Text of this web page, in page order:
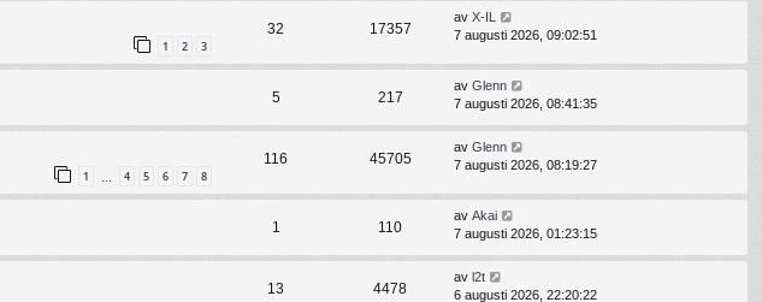
1 2 3
32 17357
av X-IL
7 augusti 2026, 09:02:51
5 217
av Glenn
7 augusti 2026, 08:41:35
1 4 5 6 7 8
116 45705
av Glenn
7 augusti 2026, 08:19:27
1 110
av Akai
7 augusti 2026, 01:23:15
13 4478
av l2t
6 augusti 2026, 22:20:22